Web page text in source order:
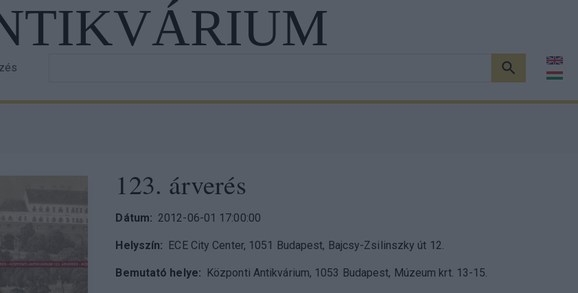
KERESÉS
123. árverés
Dátum 2012-06-01 17:00:00
Helyszín ECE City Center, 1051 Budapest, Bajcsy-Zsilinszky út 12.
Bemutató helye Központi Antikvárium, 1053 Budapest, Múzeum krt. 13-15.